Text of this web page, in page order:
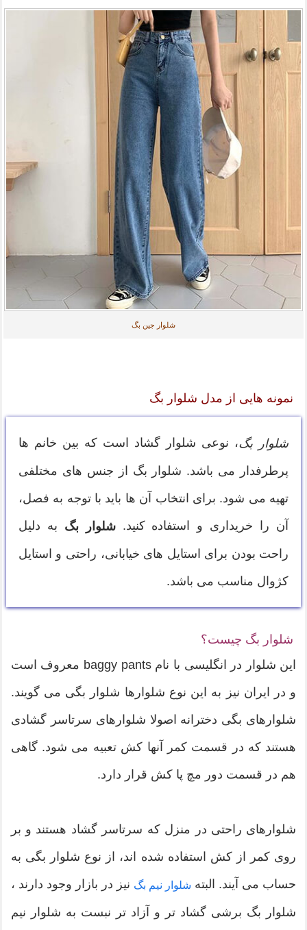
شلوار جین بگ
نمونه هایی از مدل شلوار بگ
شلوار بگ، نوعی شلوار گشاد است که بین خانم ها
پرطرفدار می باشد. شلوار بگ از جنس های مختلفی
تهیه می شود. برای انتخاب آن ها باید با توجه به فصل،
آن را خریداری و استفاده کنید.شلوار بگ به دلیل
راحت بودن برای استایل های خیابانی، راحتی و استایل
کژوال مناسب می باشد.
شلوار بگ چیست؟
این شلوار در انگلیسی با نام baggy pants معروف است
و در ایران نیز به این نوع شلوارها شلوار بگی می گویند.
شلوارهای بگی دخترانه اصولا شلوارهای سرتاسر گشادی
هستند که در قسمت کمر آنها کش تعبیه می شود. گاهی
هم در قسمت دور مچ پا کش قرار دارد.
شلوارهای راحتی در منزل که سرتاسر گشاد هستند و بر
روی کمر از کش استفاده شده اند، از نوع شلوار بگی به
حساب می آیند. البته شلوار نیم بگ نیز در بازار وجود دارند ،
شلوار بگ برشی گشاد تر و آزاد تر نبست به شلوار نیم